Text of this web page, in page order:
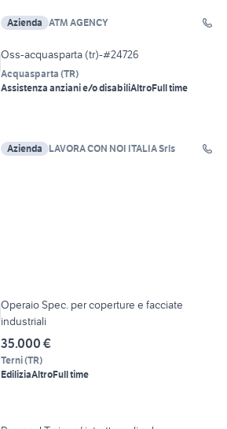
Azienda ATM AGENCY
Oss-acquasparta (tr)-#24726
Acquasparta (TR)
Assistenza anziani e/o disabiliAltroFull time
Azienda LAVORA CON NOI ITALIA Srls
Operaio Spec. per coperture e facciate
industriali
35.000 €
Terni(TR)
EdiliziaAltroFull time